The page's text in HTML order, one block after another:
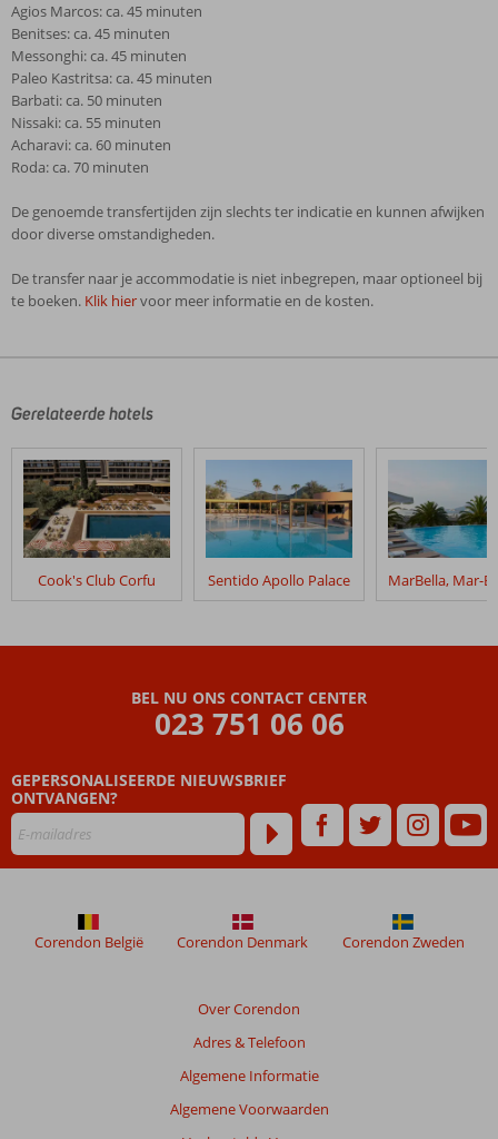
Agios Marcos: ca. 45 minuten
Benitses: ca. 45 minuten
Messonghi: ca. 45 minuten
Paleo Kastritsa: ca. 45 minuten
Barbati: ca. 50 minuten
Nissaki: ca. 55 minuten
Acharavi: ca. 60 minuten
Roda: ca. 70 minuten
De genoemde transfertijden zijn slechts ter indicatie en kunnen afwijken
door diverse omstandigheden.
De transfer naar je accommodatie is niet inbegrepen, maar optioneel bij
te boeken. Klik hiervoor meer informatie en de kosten.
door
klanten
geschreven
na
hun
verblijf
Mythos
48
maanden
meer
om
de
Gerelateerde hotels
Cook's Club Corfu Sentido Apollo Palace
BEL NU ONS CONTACT CENTER
023 751 06 06
GEPERSONALISEERDE NIEUWSBRIEF
ONTVANGEN?
Over Corendon
Adres & Telefoon
Algemene Informatie
Algemene Voorwaarden
Corendon België Corendon Denmark Corendon Zweden